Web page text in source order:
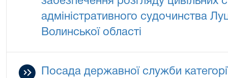
адміністративного судочинства
Волинської області
Посада державної служби